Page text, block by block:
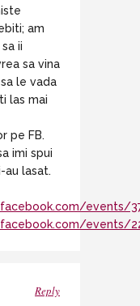
am
ii
sa vina
le vada
las mai
pe FB.
imi spui
au lasat.
events/
events/
Reply